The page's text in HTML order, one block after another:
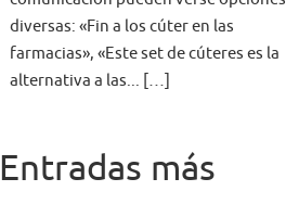
diversas: «Fin a los cúter en las
farmacias», «Este set de cúteres es la
alternativa a las... […]
Entradas más